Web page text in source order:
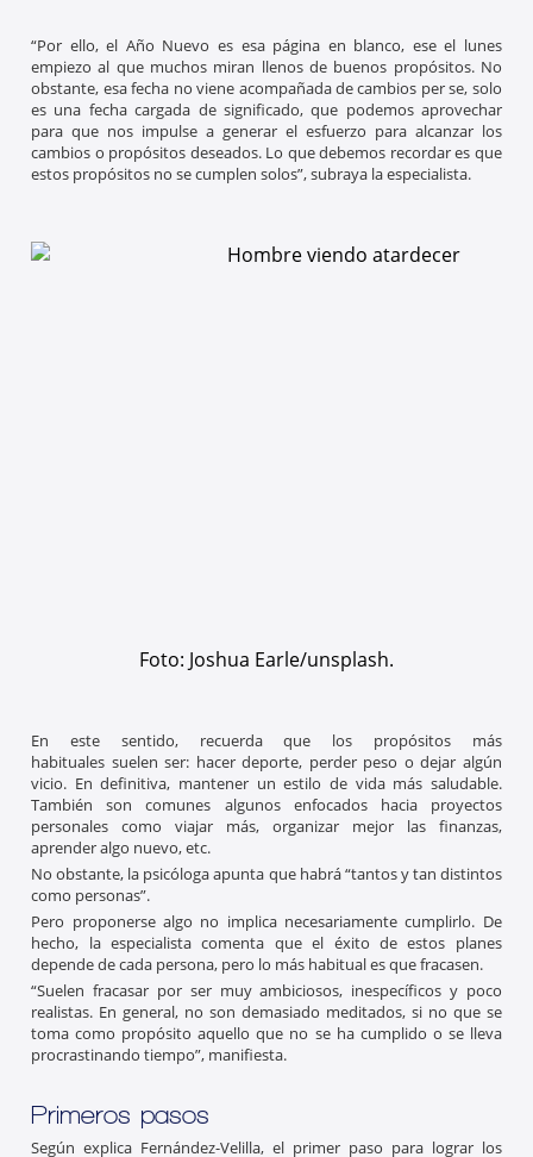
“Por ello, el Año Nuevo es esa página en blanco, ese el lunes
empiezo al que muchos miran llenos de buenos propósitos. No
obstante, esa fecha no viene acompañada de cambios per se, solo
es una fecha cargada de significado, que podemos aprovechar
para que nos impulse a generar el esfuerzo para alcanzar los
cambios o propósitos deseados. Lo que debemos recordar es que
estos propósitos no se cumplen solos”, subraya la especialista.
Foto: Joshua Earle/unsplash.
En este sentido, recuerda que los propósitos más
habituales suelen ser: hacer deporte, perder peso o dejar algún
vicio. En definitiva, mantener un estilo de vida más saludable.
También son comunes algunos enfocados hacia proyectos
personales como viajar más, organizar mejor las finanzas,
aprender algo nuevo, etc.
No obstante, la psicóloga apunta que habrá “tantos y tan distintos
como personas”.
Pero proponerse algo no implica necesariamente cumplirlo. De
hecho, la especialista comenta que el éxito de estos planes
depende de cada persona, pero lo más habitual es que fracasen.
“Suelen fracasar por ser muy ambiciosos, inespecíficos y poco
realistas. En general, no son demasiado meditados, si no que se
toma como propósito aquello que no se ha cumplido o se lleva
procrastinando tiempo”, manifiesta.
Primeros pasos
Según explica Fernández-Velilla, el primer paso para lograr los